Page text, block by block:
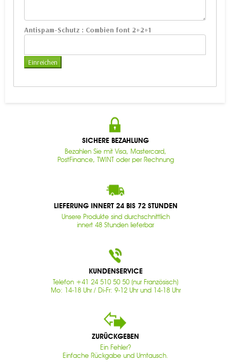
Antispam-Schutz : Combien font 2+2+1
SICHERE BEZAHLUNG
Bezahlen Sie mit Visa, Mastercard,
PostFinance, TWINT oder per Rechnung
LIEFERUNG INNERT 24 BIS 72 STUNDEN
Unsere Produkte sind durchschnittlich
innert 48 Stunden lieferbar
KUNDENSERVICE
Telefon +41 24 510 50 50 (nur Französisch)
Mo: 14-18 Uhr / Di-Fr: 9-12 Uhr und 14-18 Uhr
ZURÜCKGEBEN
Ein Fehler?
Einfache Rückgabe und Umtausch.